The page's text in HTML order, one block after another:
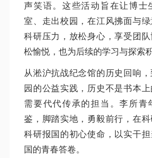
声笑语。这些活动旨在让博士
室、走出校园，在江风拂面与
科研压力，放松身心，享受团
松愉悦，也为后续的学习与探索
从淞沪抗战纪念馆的历史回响
园的公益实践，历史不是书本
需要代代传承的担当。李所青
鉴，脚踏实地，勇毅前行，在
科研报国的初心使命，以实干
国的青春答卷。